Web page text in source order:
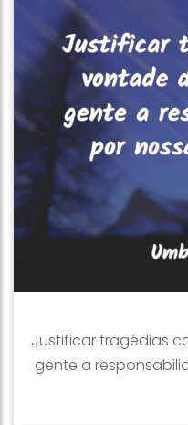
Justificar tragédias
gente a